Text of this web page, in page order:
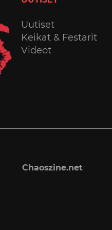
Uutiset
Keikat & Festarit
Videot
Chaoszine.net